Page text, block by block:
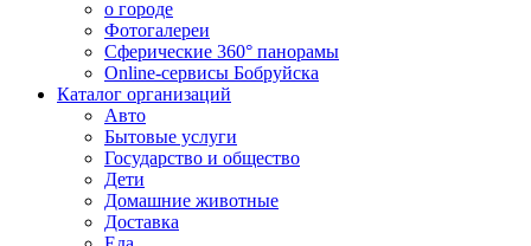
о городе
Фотогалереи
Сферические 360° панорамы
Online-сервисы Бобруйска
Каталог организаций
Авто
Бытовые услуги
Государство и общество
Дети
Домашние животные
Доставка